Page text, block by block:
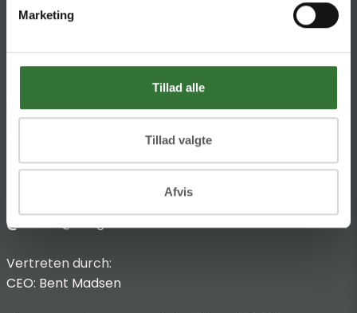
Marketing
Tillad alle
Tillad valgte
Afvis
HQ:Theilgaards Torv 1
Impressum
Anbieterkennzeichnung
Hans Folsgaard GmbH
@:dach@folsgaard.com
Vertreten durch:
CEO: Bent Madsen